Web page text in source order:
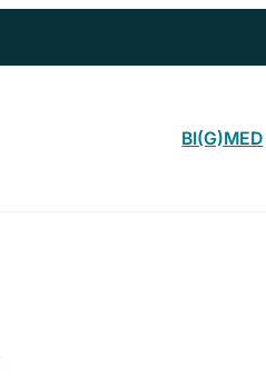
BI(G)MED